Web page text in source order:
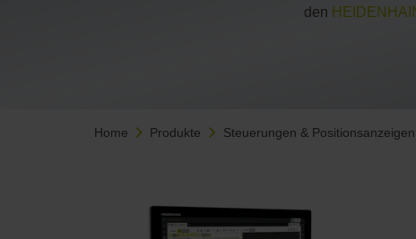
den
Home Produkte Steuerungen & Positionsanzeigen